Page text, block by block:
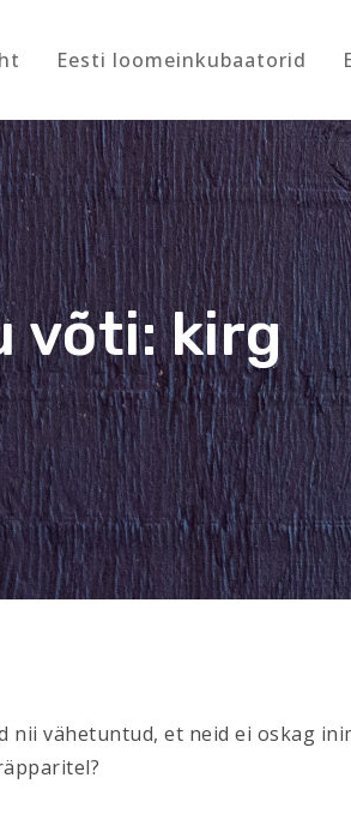
ja kultuur
Eesti loomeinkubaatorid
võti: kirg
nii vähetuntud, et neid ei oskag